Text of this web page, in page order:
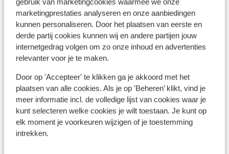
gebruik van marketingcookies waarmee we onze
marketingprestaties analyseren en onze aanbiedingen
kunnen personaliseren. Door het plaatsen van eerste en
derde partij cookies kunnen wij en andere partijen jouw
internetgedrag volgen om zo onze inhoud en advertenties
relevanter voor je te maken.
Door op 'Accepteer' te klikken ga je akkoord met het
plaatsen van alle cookies. Als je op 'Beheren’ klikt, vind je
meer informatie incl. de volledige lijst van cookies waar je
kunt selecteren welke cookies je wilt toestaan. Je kunt op
elk moment je voorkeuren wijzigen of je toestemming
intrekken.
Populaire accommodaties